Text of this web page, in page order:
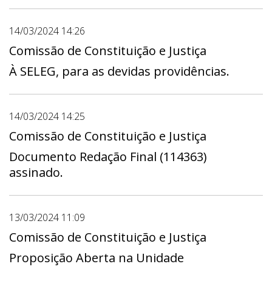
14/03/2024 14:26
Comissão de Constituição e Justiça
À SELEG, para as devidas providências.
14/03/2024 14:25
Comissão de Constituição e Justiça
Documento Redação Final (114363)
assinado.
13/03/2024 11:09
Comissão de Constituição e Justiça
Proposição Aberta na Unidade